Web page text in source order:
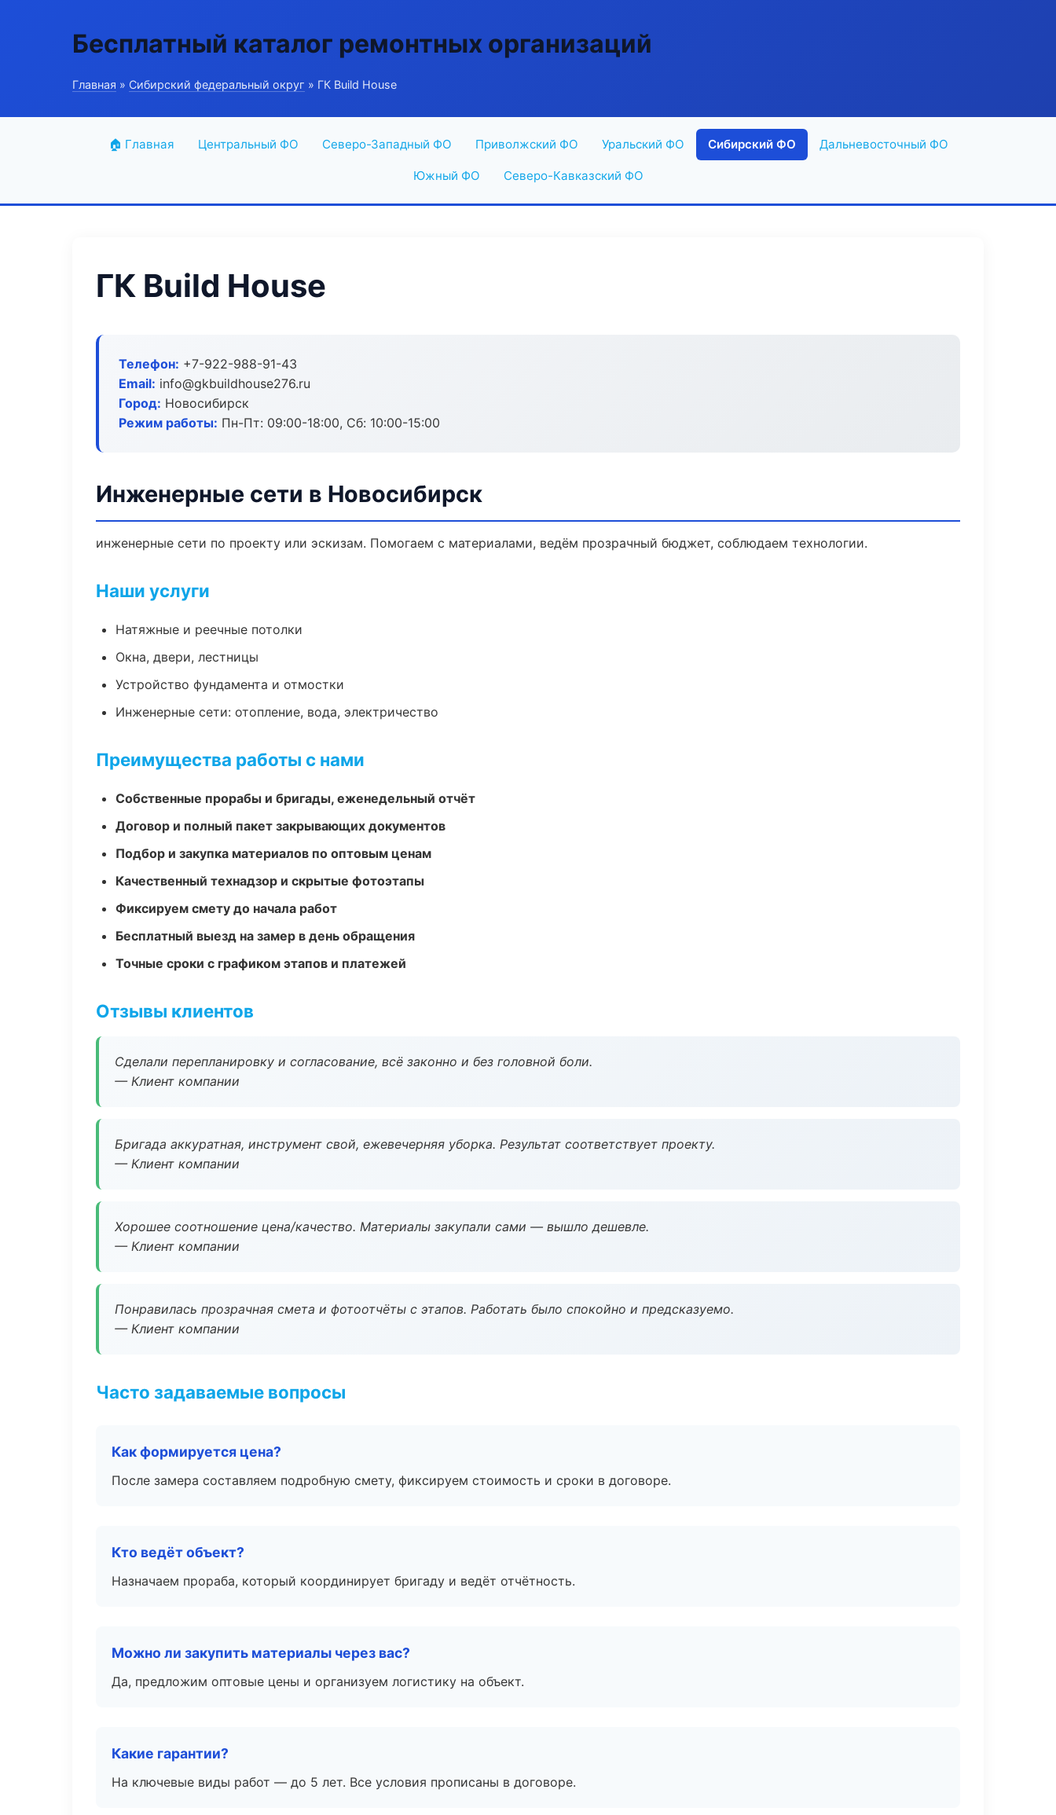
Бесплатный каталог ремонтных организаций
Главная » Сибирский федеральный округ » ГК Build House
🏠 Главная Центральный ФО Северо-Западный ФО Приволжский ФО Уральский ФО Сибирский ФО Дальневосточный ФО
Южный ФО Северо-Кавказский ФО
ГК Build House
Телефон: +7-922-988-91-43
Email: info@gkbuildhouse276.ru
Город: Новосибирск
Режим работы: Пн-Пт: 09:00-18:00, Сб: 10:00-15:00
Инженерные сети в Новосибирск
инженерные сети по проекту или эскизам. Помогаем с материалами, ведём прозрачный бюджет, соблюдаем технологии.
Наши услуги
Натяжные и реечные потолки
Окна, двери, лестницы
Устройство фундамента и отмостки
Инженерные сети: отопление, вода, электричество
Преимущества работы с нами
Собственные прорабы и бригады, еженедельный отчёт
Договор и полный пакет закрывающих документов
Подбор и закупка материалов по оптовым ценам
Качественный технадзор и скрытые фотоэтапы
Фиксируем смету до начала работ
Бесплатный выезд на замер в день обращения
Точные сроки с графиком этапов и платежей
Отзывы клиентов
Сделали перепланировку и согласование, всё законно и без головной боли.
— Клиент компании
Бригада аккуратная, инструмент свой, ежевечерняя уборка. Результат соответствует проекту.
— Клиент компании
Хорошее соотношение цена/качество. Материалы закупали сами — вышло дешевле.
— Клиент компании
Понравилась прозрачная смета и фотоотчёты с этапов. Работать было спокойно и предсказуемо.
— Клиент компании
Часто задаваемые вопросы
Как формируется цена?
После замера составляем подробную смету, фиксируем стоимость и сроки в договоре.
Кто ведёт объект?
Назначаем прораба, который координирует бригаду и ведёт отчётность.
Можно ли закупить материалы через вас?
Да, предложим оптовые цены и организуем логистику на объект.
Какие гарантии?
На ключевые виды работ — до 5 лет. Все условия прописаны в договоре.